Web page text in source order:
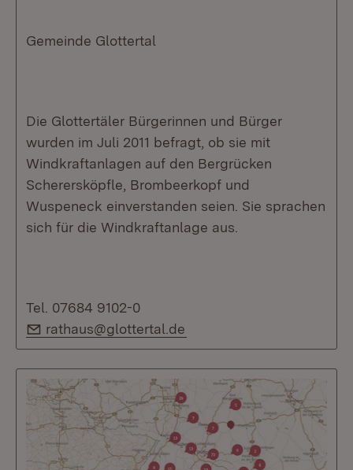
Gemeinde Glottertal
Die Glottertäler Bürgerinnen und Bürger
wurden im Juli 2011 befragt, ob sie mit
Windkraftanlagen auf den Bergrücken
Scherersköpfle, Brombeerkopf und
Wuspeneck einverstanden seien. Sie sprachen
sich für die Windkraftanlage aus.
Tel. 07684 9102-0
E-Mail:
rathaus@glottertal.de